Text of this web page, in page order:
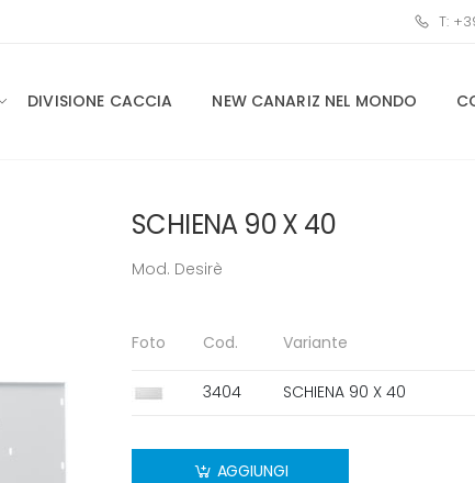
T:
DIVISIONE CACCIA NEW CANARIZ NEL MONDO
SCHIENA 90 X 40
Mod. Desirè
Foto Cod. Variante
3404 SCHIENA 90 X 40
AGGIUNGI